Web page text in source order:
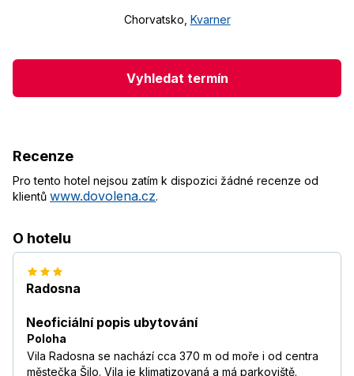
Chorvatsko Kvarner
Vyhledat termín
Recenze
Pro tento hotel nejsou zatím k dispozici žádné recenze od
klientů www.dovolena.cz.
O hotelu
Radosna
Neoficiální popis ubytování
Poloha
Vila Radosna se nachází cca 370 m od moře i od centra
městečka Šilo. Vila je klimatizovaná a má parkoviště.